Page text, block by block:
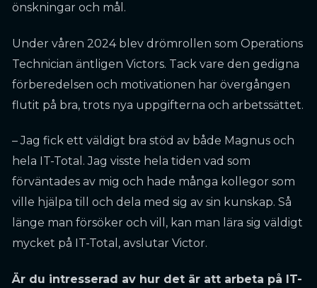
önskningar och mål.
Under våren 2024 blev drömrollen som Operations
Technician äntligen Victors. Tack vare den gedigna
förberedelsen och motivationen har övergången
flutit på bra, trots nya uppgifterna och arbetssättet.
– Jag fick ett väldigt bra stöd av både Magnus och
hela IT-Total. Jag visste hela tiden vad som
förväntades av mig och hade många kollegor som
ville hjälpa till och dela med sig av sin kunskap. Så
länge man försöker och vill, kan man lära sig väldigt
mycket på IT-Total, avslutar Victor.
Är du intresserad av hur det är att arbeta på IT-